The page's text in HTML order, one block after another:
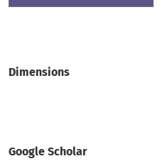
Dimensions
Google Scholar